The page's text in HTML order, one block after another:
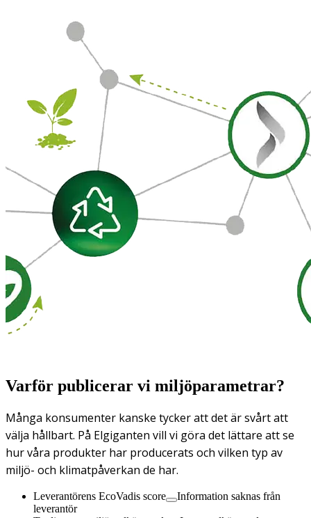
Varför publicerar vi miljöparametrar?
Många konsumenter kanske tycker att det är svårt att
välja hållbart. På Elgiganten vill vi göra det lättare att se
hur våra produkter har producerats och vilken typ av
miljö- och klimatpåverkan de har.
Leverantörens EcoVadis score
Information saknas från
leverantör